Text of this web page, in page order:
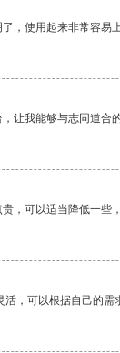
，使用起来非常容易
让我能够与志同道合
，可以适当降低一些
，可以根据自己的需